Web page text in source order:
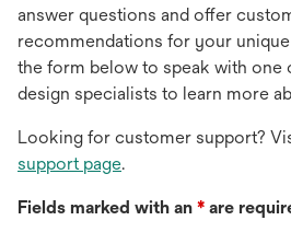
answer questions and offer
recommendations for your
the form below to speak with one
design specialists to learn more
Looking for customer support?
support page.
Fields marked with an * are